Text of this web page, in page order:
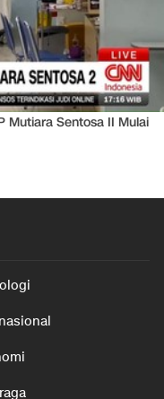
Mutiara Sentosa II Mulai